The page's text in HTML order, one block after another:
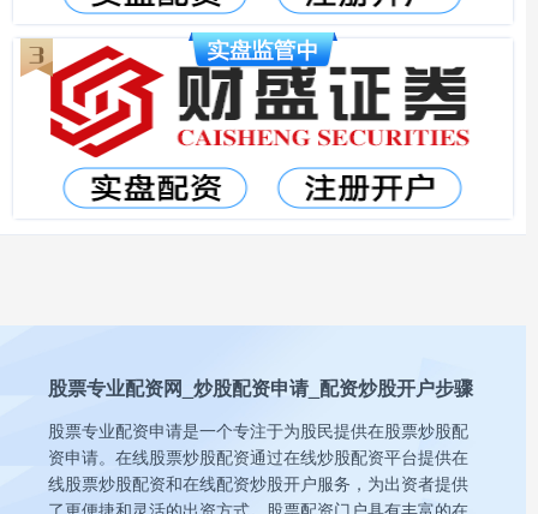
股票专业配资网_炒股配资申请_配资炒股开户步骤
股票专业配资申请是一个专注于为股民提供在股票炒股配
资申请。在线股票炒股配资通过在线炒股配资平台提供在
线股票炒股配资和在线配资炒股开户服务，为出资者提供
了更便捷和灵活的出资方式。股票配资门户具有丰富的在